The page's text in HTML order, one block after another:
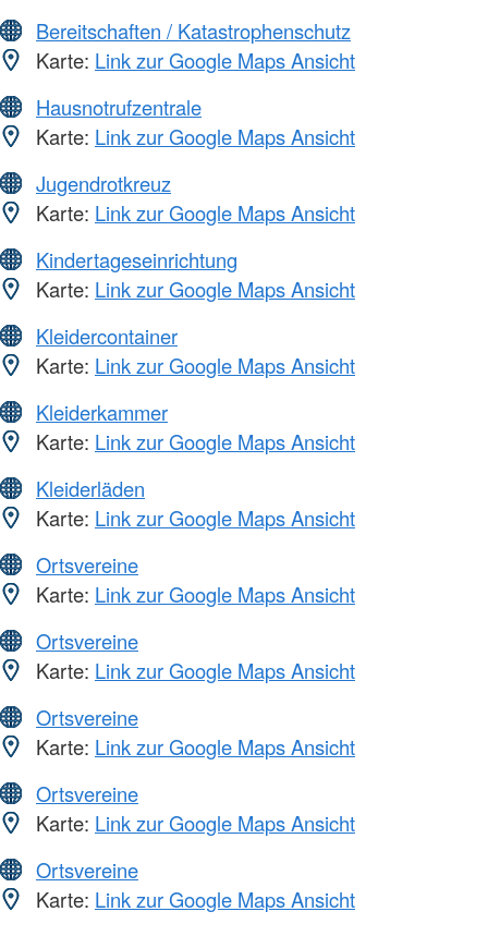
Bereitschaften / Katastrophenschutz
Karte: Link zur Google Maps Ansicht
Hausnotrufzentrale
Karte: Link zur Google Maps Ansicht
Jugendrotkreuz
Karte: Link zur Google Maps Ansicht
Kindertageseinrichtung
Karte: Link zur Google Maps Ansicht
Kleidercontainer
Karte: Link zur Google Maps Ansicht
Kleiderkammer
Karte: Link zur Google Maps Ansicht
Kleiderläden
Karte: Link zur Google Maps Ansicht
Ortsvereine
Karte: Link zur Google Maps Ansicht
Ortsvereine
Karte: Link zur Google Maps Ansicht
Ortsvereine
Karte: Link zur Google Maps Ansicht
Ortsvereine
Karte: Link zur Google Maps Ansicht
Ortsvereine
Karte: Link zur Google Maps Ansicht